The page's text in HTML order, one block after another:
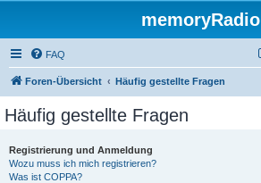
memoryRadio
FAQ
Foren-Übersicht Häufig gestellte Fragen
Häufig gestellte Fragen
Registrierung und Anmeldung
Wozu muss ich mich registrieren?
Was ist COPPA?